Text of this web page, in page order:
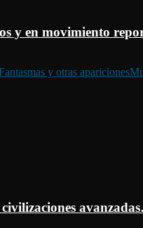
y en movimiento
y otras apariciones